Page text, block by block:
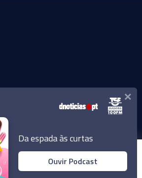
© 2024 Empresa Diário de Notícias, Lda.
Da espada às curtas
Ouvir Podcast
×